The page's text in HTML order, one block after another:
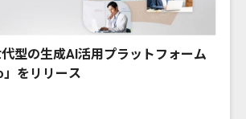
型の生成AI活用プラットフォーム
」をリリース